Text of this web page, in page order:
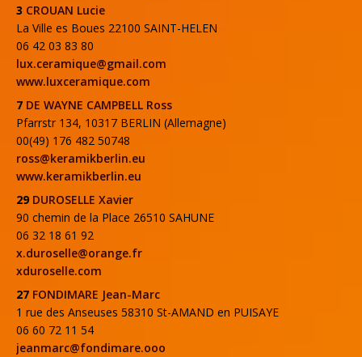
3 CROUAN Lucie
La Ville es Boues 22100 SAINT-HELEN
06 42 03 83 80
lux.ceramique@gmail.com
www.luxceramique.com
7 DE WAYNE CAMPBELL Ross
Pfarrstr 134, 10317 BERLIN (Allemagne)
00(49) 176 482 50748
ross@keramikberlin.eu
www.keramikberlin.eu
29 DUROSELLE Xavier
90 chemin de la Place 26510 SAHUNE
06 32 18 61 92
x.duroselle@orange.fr
xduroselle.com
27 FONDIMARE Jean-Marc
1 rue des Anseuses 58310 St-AMAND en PUISAYE
06 60 72 11 54
jeanmarc@fondimare.ooo